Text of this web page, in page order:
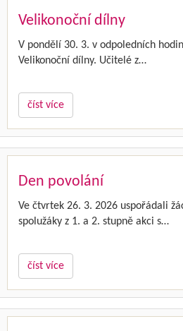
Velikonoční dílny
V pondělí 30. 3. v odpoledních
Velikonoční dílny. Učitelé z…
číst více
Den povolání
Ve čtvrtek 26. 3. 2026 uspořádali
spolužáky z 1. a 2. stupně akci s…
číst více